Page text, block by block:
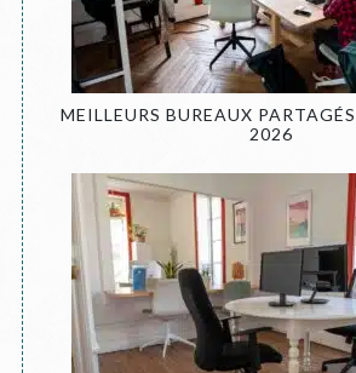
MEILLEURS BUREAUX
2026